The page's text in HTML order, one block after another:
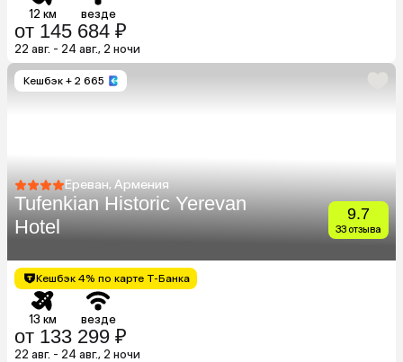
12 км везде
от 145 684 ₽
22 авг. - 24 авг., 2 ночи
Кешбэк + 2 665
Ереван, Армения
Tufenkian Historic Yerevan
Hotel
9.7
33 отзыва
Кешбэк 4% по карте Т-Банка
13 км везде
от 133 299 ₽
22 авг. - 24 авг., 2 ночи